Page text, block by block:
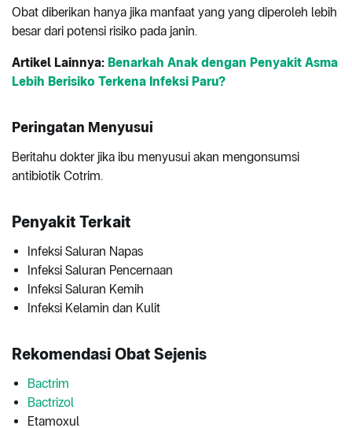
Obat diberikan hanya jika manfaat yang yang diperoleh lebih
besar dari potensi risiko pada janin.
Artikel Lainnya: Benarkah Anak dengan Penyakit Asma
Lebih Berisiko Terkena Infeksi Paru?
Peringatan Menyusui
Beritahu dokter jika ibu menyusui akan mengonsumsi
antibiotik Cotrim.
Penyakit Terkait
Infeksi Saluran Napas
Infeksi Saluran Pencernaan
Infeksi Saluran Kemih
Infeksi Kelamin dan Kulit
Rekomendasi Obat Sejenis
Bactrim
Bactrizol
Etamoxul